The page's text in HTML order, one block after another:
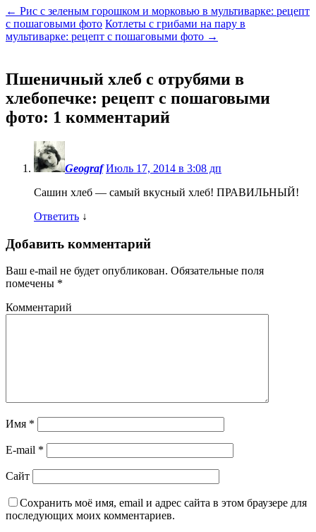
← Рис с зеленым горошком и морковью в мультиварке: рецепт
с пошаговыми фото Котлеты с грибами на пару в
мультиварке: рецепт с пошаговыми фото →
Пшеничный хлеб с отрубями в
хлебопечке: рецепт с пошаговыми
фото: 1 комментарий
Geograf Июль 17, 2014 в 3:08 дп
Сашин хлеб — самый вкусный хлеб! ПРАВИЛЬНЫЙ!
Ответить ↓
Добавить комментарий
Ваш e-mail не будет опубликован. Обязательные поля
помечены *
Комментарий
Имя *
E-mail *
Сайт
Сохранить моё имя, email и адрес сайта в этом браузере для
последующих моих комментариев.